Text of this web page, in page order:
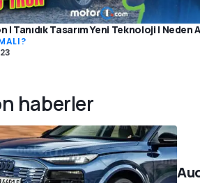
| Tanıdık Tasarım Yeni Teknoloji | Neden
haberler